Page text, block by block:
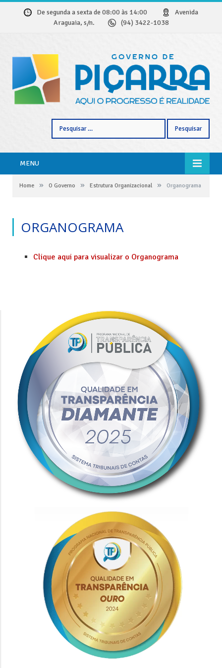
De segunda a sexta de 08:00 às 14:00
Avenida
Araguaia, s/n.
(94) 3422-1038
MENU
Home » O Governo » Estrutura Organizacional » Organograma
ORGANOGRAMA
Clique aqui para visualizar o Organograma